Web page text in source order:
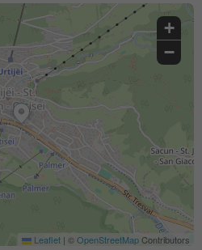
+
−
Leaflet | ©OpenStreetMapContributors